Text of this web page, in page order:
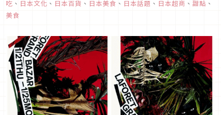
吃 、 日本文化 、 日本百貨 、 日本美食 、 日本話題 、 日本超商 、 甜點 、
美食